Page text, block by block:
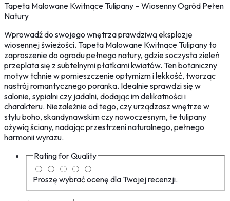
Tapeta Malowane Kwitnące Tulipany – Wiosenny Ogród Pełen
Natury
Wprowadź do swojego wnętrza prawdziwą eksplozję
wiosennej świeżości. Tapeta Malowane Kwitnące Tulipany to
zaproszenie do ogrodu pełnego natury, gdzie soczysta zieleń
przeplata się z subtelnymi płatkami kwiatów. Ten botaniczny
motyw tchnie w pomieszczenie optymizm i lekkość, tworząc
nastrój romantycznego poranka. Idealnie sprawdzi się w
salonie, sypialni czy jadalni, dodając im delikatności i
charakteru. Niezależnie od tego, czy urządzasz wnętrze w
stylu boho, skandynawskim czy nowoczesnym, te tulipany
ożywią ściany, nadając przestrzeni naturalnego, pełnego
harmonii wyrazu.
Rating forQuality
Proszę wybrać ocenę dla Twojej recenzji.